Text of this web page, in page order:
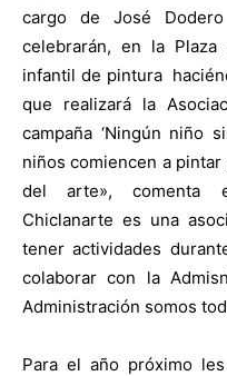
cargo de José
celebrarán, en la
infantil de pintura
que realizará la
campaña ‘Ningún niño
niños comiencen a
del arte», comenta
Chiclanarte es una
tener actividades
colaborar con la
Administración somos
Para el año próximo